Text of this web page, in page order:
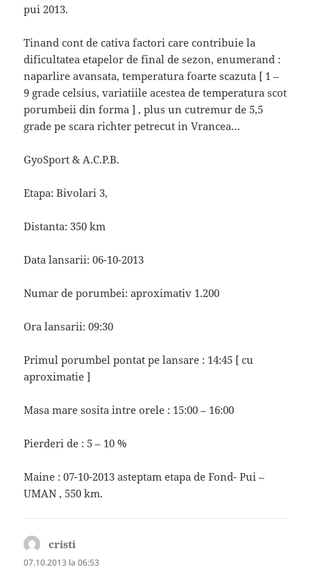
pui 2013.
Tinand cont de cativa factori care contribuie la
dificultatea etapelor de final de sezon, enumerand :
naparlire avansata, temperatura foarte scazuta [ 1 –
9 grade celsius, variatiile acestea de temperatura scot
porumbeii din forma ] , plus un cutremur de 5,5
grade pe scara richter petrecut in Vrancea…
GyoSport & A.C.P.B.
Etapa: Bivolari 3,
Distanta: 350 km
Data lansarii: 06-10-2013
Numar de porumbei: aproximativ 1.200
Ora lansarii: 09:30
Primul porumbel pontat pe lansare : 14:45 [ cu
aproximatie ]
Masa mare sosita intre orele : 15:00 – 16:00
Pierderi de : 5 – 10 %
Maine : 07-10-2013 asteptam etapa de Fond- Pui –
UMAN , 550 km.
cristi
07.10.2013 la 06:53